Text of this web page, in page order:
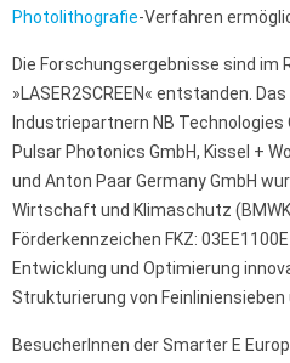
Photolithografie-Verfahren
Die Forschungsergebnisse sind im
»LASER2SCREEN« entstanden.
Industriepartnern NB Technologies
Pulsar Photonics GmbH, Kissel +
und Anton Paar Germany GmbH
Wirtschaft und Klimaschutz
Förderkennzeichen FKZ:
Entwicklung und Optimierung
Strukturierung von Feinliniensieben
BesucherInnen der Smarter E